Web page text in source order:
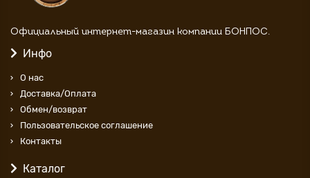
Официальный интернет-магазин компании БОНПОС.
Инфо
О нас
Доставка/Оплата
Обмен/возврат
Пользовательское соглашение
Контакты
Каталог